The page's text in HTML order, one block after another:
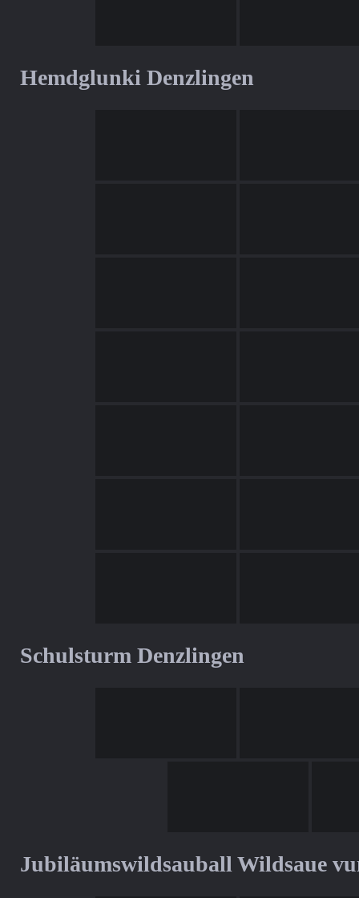
Hemdglunki Denzlingen
Schulsturm Denzlingen
Jubiläumswildsauball Wildsaue